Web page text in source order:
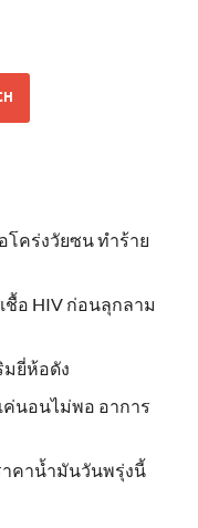
โคร่งวัยซน ทำร้าย
อ HIV ก่อนลุกลาม
มยี่ห้อดัง
ค่นอนไม่พอ อาการ
าคาน้ำมันวันพรุ่งนี้